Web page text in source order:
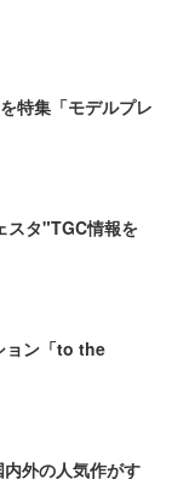
特集「モデルプレ
スタ"TGC情報を
ョン「to the
外の人気作がす